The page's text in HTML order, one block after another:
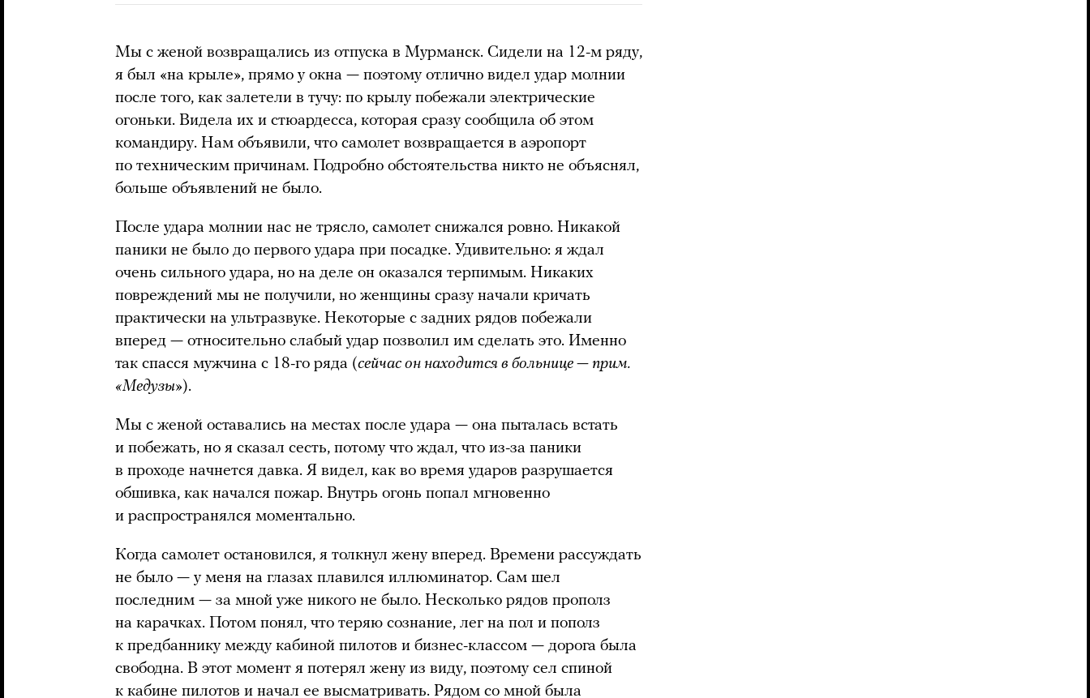
Мы с женой возвращались из отпуска в Мурманск. Сидели на 12-м ряду,
я был «на крыле», прямо у окна — поэтому отлично видел удар молнии
после того, как залетели в тучу: по крылу побежали электрические
огоньки. Видела их и стюардесса, которая сразу сообщила об этом
командиру. Нам объявили, что самолет возвращается в аэропорт
по техническим причинам. Подробно обстоятельства никто не объяснял,
больше объявлений не было.
После удара молнии нас не трясло, самолет снижался ровно. Никакой
паники не было до первого удара при посадке. Удивительно: я ждал
очень сильного удара, но на деле он оказался терпимым. Никаких
повреждений мы не получили, но женщины сразу начали кричать
практически на ультразвуке. Некоторые с задних рядов побежали
вперед — относительно слабый удар позволил им сделать это. Именно
так спасся мужчина с 18-го ряда (сейчас он находится в больнице — прим.
«Медузы»).
Мы с женой оставались на местах после удара — она пыталась встать
и побежать, но я сказал сесть, потому что ждал, что из-за паники
в проходе начнется давка. Я видел, как во время ударов разрушается
обшивка, как начался пожар. Внутрь огонь попал мгновенно
и распространялся моментально.
Когда самолет остановился, я толкнул жену вперед. Времени рассуждать
не было — у меня на глазах плавился иллюминатор. Сам шел
последним — за мной уже никого не было. Несколько рядов прополз
на карачках. Потом понял, что теряю сознание, лег на пол и пополз
к предбаннику между кабиной пилотов и бизнес-классом — дорога была
свободна. В этот момент я потерял жену из виду, поэтому сел спиной
к кабине пилотов и начал ее высматривать. Рядом со мной была